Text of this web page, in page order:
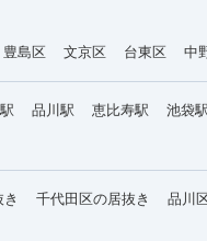
豊島区 文京区 台東区 中
品川駅 恵比寿駅 池袋駅
千代田区の居抜き 品川